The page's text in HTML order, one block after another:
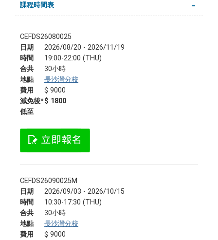
課程時間表
CEFDS26080025
日期
2026/08/20 - 2026/11/19
時間
19:00-22:00 (THU)
合共
30小時
地點
長沙灣分校
費用
$ 9000
減免後*
低至
$ 1800
CEFDS26090025M
日期
2026/09/03 - 2026/10/15
時間
10:30-17:30 (THU)
合共
30小時
地點
長沙灣分校
費用
$ 9000